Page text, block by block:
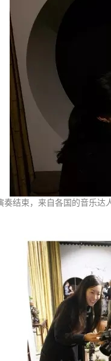
奏结束，来自各国的音乐达